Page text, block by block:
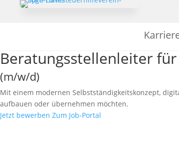
Beratungsstellenleiter
(m/w/d)
Mit einem modernen Selbstständigkeitskonzept,
aufbauen oder übernehmen möchten.
Jetzt bewerben Zum Job-Portal